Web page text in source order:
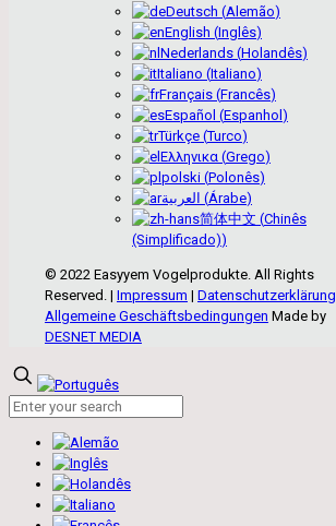
Deutsch (Alemão)
English (Inglês)
Nederlands (Holandês)
Italiano (Italiano)
Français (Francês)
Español (Espanhol)
Türkçe (Turco)
Ελληνικα (Grego)
polski (Polonês)
العربية (Árabe)
简体中文 (Chinês
(Simplificado))
© 2022 Easyyem Vogelprodukte. All Rights
Reserved. | Impressum | Datenschutzerklärung
Allgemeine Geschäftsbedingungen Made by
DESNET MEDIA